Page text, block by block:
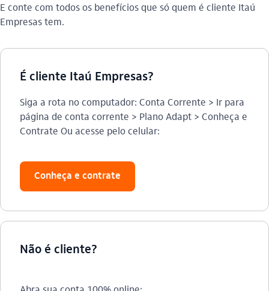
E conte com todos os benefícios que só quem é cliente Itaú
Empresas tem.
É cliente Itaú Empresas?
Siga a rota no computador: Conta Corrente > Ir para
página de conta corrente > Plano Adapt > Conheça e
Contrate Ou acesse pelo celular:
Conheça e contrate
Não é cliente?